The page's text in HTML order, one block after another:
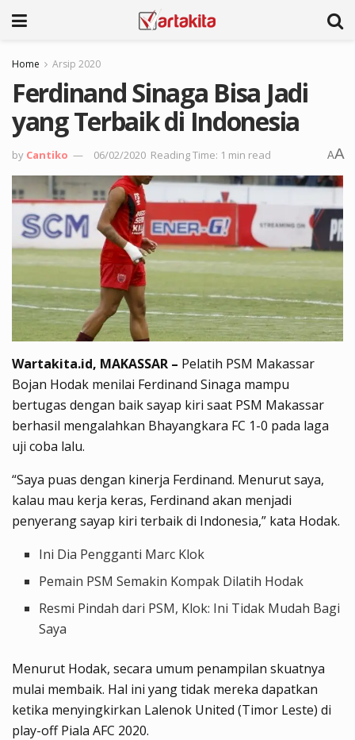
Home Arsip 2020
Ferdinand Sinaga Bisa Jadi
yang Terbaik di Indonesia
by Cantiko 06/02/2020 Reading Time: 1 min read AA
Wartakita.id, MAKASSAR – Pelatih PSM Makassar
Bojan Hodak menilai Ferdinand Sinaga mampu
bertugas dengan baik sayap kiri saat PSM Makassar
berhasil mengalahkan Bhayangkara FC 1-0 pada laga
uji coba lalu.
“Saya puas dengan kinerja Ferdinand. Menurut saya,
kalau mau kerja keras, Ferdinand akan menjadi
penyerang sayap kiri terbaik di Indonesia,” kata Hodak.
Ini Dia Pengganti Marc Klok
Pemain PSM Semakin Kompak Dilatih Hodak
Resmi Pindah dari PSM, Klok: Ini Tidak Mudah Bagi
Saya
Menurut Hodak, secara umum penampilan skuatnya
mulai membaik. Hal ini yang tidak mereka dapatkan
ketika menyingkirkan Lalenok United (Timor Leste) di
play-off Piala AFC 2020.